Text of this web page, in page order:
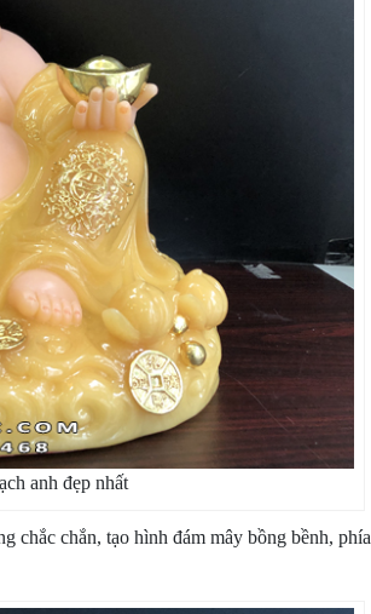
anh đẹp nhất
chắn, tạo hình đám mây bồng bềnh,